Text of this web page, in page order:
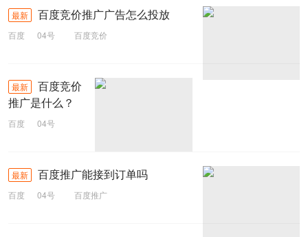
最新 百度竞价推广广告怎么投放
百度 04号 百度竞价
最新
百度竞价
推广是什么？
百度
04号
推广
最新 百度推广能接到订单吗
百度 04号 百度推广